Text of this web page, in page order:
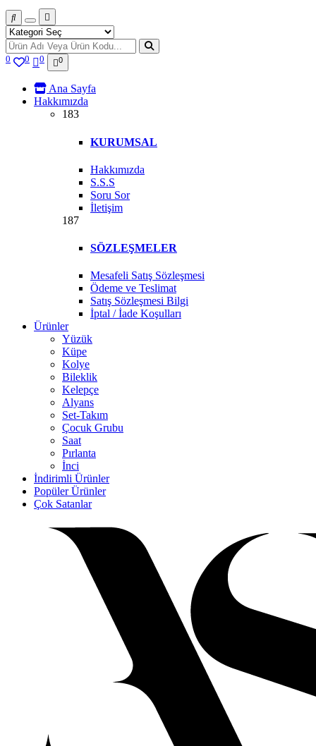
0 0 0 0
Ana Sayfa
Hakkımızda
183
KURUMSAL
Hakkımızda
S.S.S
Soru Sor
İletişim
187
SÖZLEŞMELER
Mesafeli Satış Sözleşmesi
Ödeme ve Teslimat
Satış Sözleşmesi Bilgi
İptal / İade Koşulları
Ürünler
Yüzük
Küpe
Kolye
Bileklik
Kelepçe
Alyans
Set-Takım
Çocuk Grubu
Saat
Pırlanta
İnci
İndirimli Ürünler
Popüler Ürünler
Çok Satanlar